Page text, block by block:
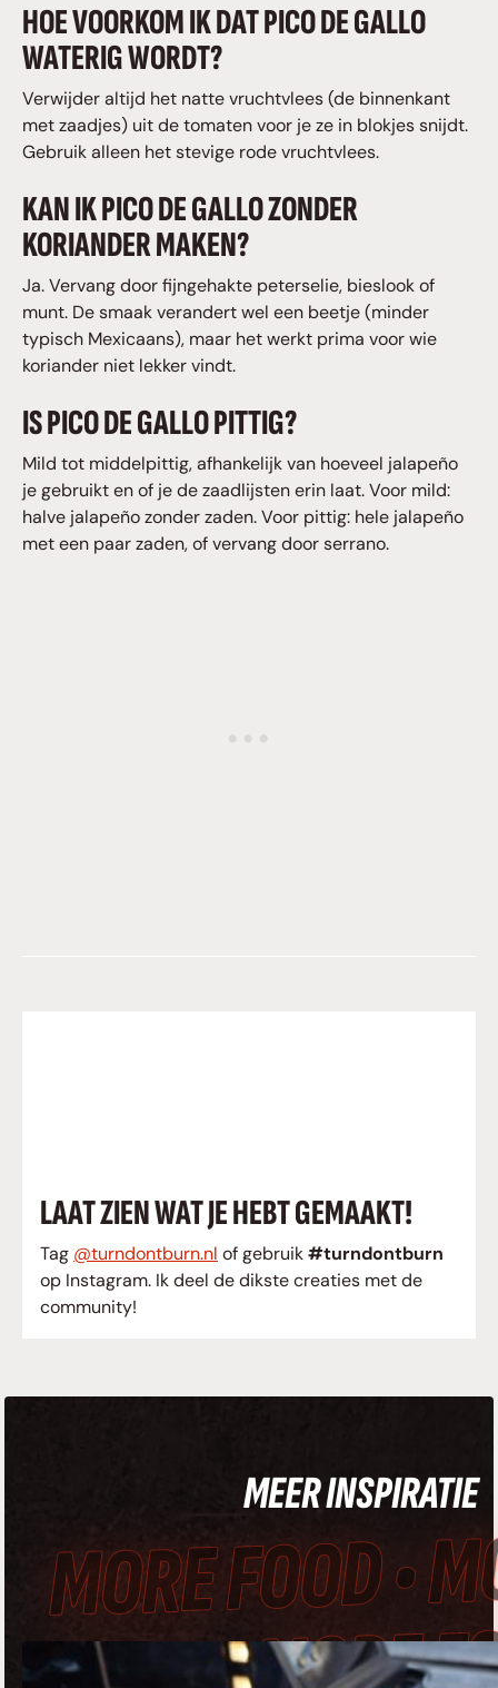
HOE VOORKOM IK DAT PICO DE GALLO
WATERIG WORDT?
Verwijder altijd het natte vruchtvlees (de binnenkant
met zaadjes) uit de tomaten voor je ze in blokjes snijdt.
Gebruik alleen het stevige rode vruchtvlees.
KAN IK PICO DE GALLO ZONDER
KORIANDER MAKEN?
Ja. Vervang door fijngehakte peterselie, bieslook of
munt. De smaak verandert wel een beetje (minder
typisch Mexicaans), maar het werkt prima voor wie
koriander niet lekker vindt.
IS PICO DE GALLO PITTIG?
Mild tot middelpittig, afhankelijk van hoeveel jalapeño
je gebruikt en of je de zaadlijsten erin laat. Voor mild:
halve jalapeño zonder zaden. Voor pittig: hele jalapeño
met een paar zaden, of vervang door serrano.
LAAT ZIEN WAT JE HEBT GEMAAKT!
Tag @turndontburn.nl of gebruik#turndontburn
op Instagram. Ik deel de dikste creaties met de
community!
MORE FOOD •
MEER